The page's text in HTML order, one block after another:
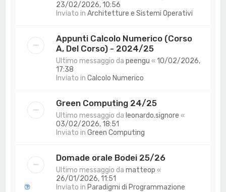
23/02/2026, 10:56
Inviato inArchitetture e Sistemi Operativi
Appunti Calcolo Numerico (Corso
A, Del Corso) - 2024/25
Ultimo messaggio dapeengu «10/02/2026,
17:38
Inviato inCalcolo Numerico
Green Computing 24/25
Ultimo messaggio da leonardo.signore «
03/02/2026, 18:51
Inviato inGreen Computing
Domade orale Bodei 25/26
Ultimo messaggio damatteop «
26/01/2026, 11:51
Inviato in Paradigmi di Programmazione